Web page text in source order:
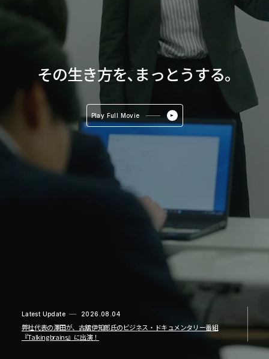
ま
っ
と
う
その生き方を､まっとうする｡
Play Full Movie
Latest Update 2026.08.04
弊社代表の澤田が、古舘伊知郎氏のビジネス・ドキュメンタリー番組
『Talking brains』に出演！